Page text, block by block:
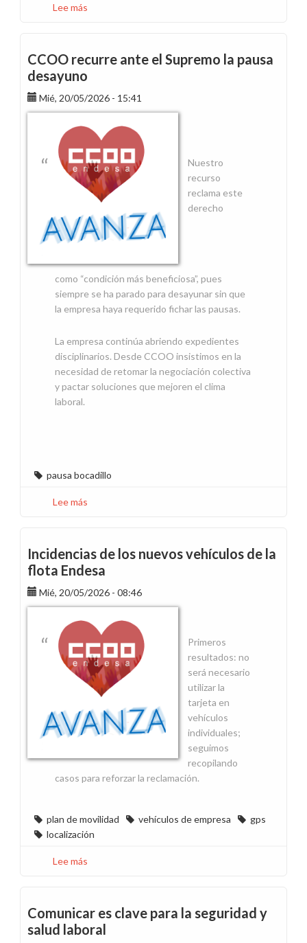
Lee más
en
Memoria
de
Endesa
2025
demuestran
la
pérdida
de
poder
CCOO recurre ante el Supremo la pausa
desayuno
Mié, 20/05/2026 - 15:41
Nuestro
recurso
reclama este
derecho
como “condición más beneficiosa”, pues
siempre se ha parado para desayunar sin que
la empresa haya requerido fichar las pausas.
La empresa continúa abriendo expedientes
disciplinarios. Desde CCOO insistimos en la
necesidad de retomar la negociación colectiva
y pactar soluciones que mejoren el clima
laboral.
pausa bocadillo
Lee más
ante
el
Supremo
la
pausa
desayuno
Incidencias de los nuevos vehículos de la
flota Endesa
Mié, 20/05/2026 - 08:46
Primeros
resultados: no
será necesario
utilizar la
tarjeta en
vehículos
individuales;
seguimos
recopilando
casos para reforzar la reclamación.
plan de movilidad vehículos de empresa
gps
localización
Lee más
nuevos
vehículos
Comunicar es clave para la seguridad y
salud laboral